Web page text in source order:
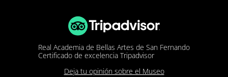
Real Academia de Bellas Artes de San Fernando
Certificado de excelencia Tripadvisor
Deja tu opinión sobre el Museo